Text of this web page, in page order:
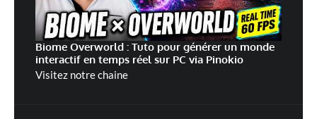
Biome Overworld : Tuto pour générer un monde
interactif en temps réel sur PC via Pinokio
Visitez notre chaine